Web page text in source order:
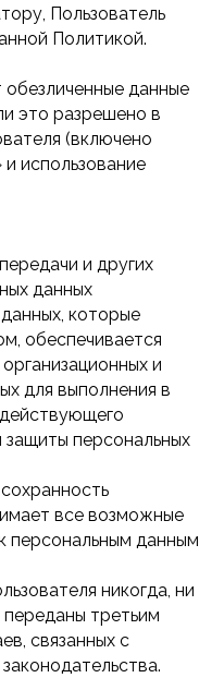
Пользователь
Политикой.
данные
это разрешено в
(включено
использование
и других
данных
которые
обеспечивается
и
для выполнения в
защиты персональных
все возможные
персональным данным
никогда, ни
переданы третьим
связанных с